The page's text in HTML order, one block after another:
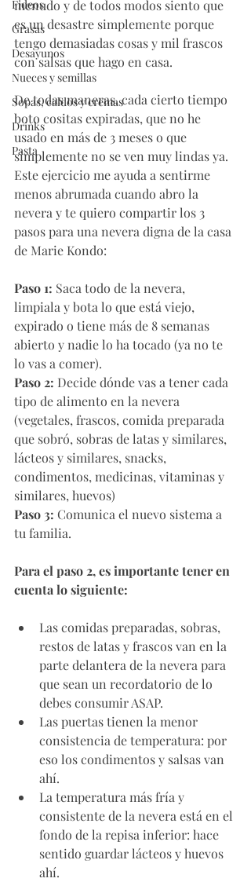
Fideos
Grasas
Desayunos
Nueces y semillas
Sopas, caldos y cremas
Drinks
Pasta
menudo y de todos modos siento que
es un desastre simplemente porque
tengo demasiadas cosas y mil frascos
con salsas que hago en casa.
De todas maneras, cada cierto tiempo
boto cositas expiradas, que no he
usado en más de 3 meses o que
simplemente no se ven muy lindas ya.
Este ejercicio me ayuda a sentirme
menos abrumada cuando abro la
nevera y te quiero compartir los 3
pasos para una nevera digna de la casa
de Marie Kondo:
Paso 1: Saca todo de la nevera,
limpiala y bota lo que está viejo,
expirado o tiene más de 8 semanas
abierto y nadie lo ha tocado (ya no te
lo vas a comer).
Paso 2: Decide dónde vas a tener cada
tipo de alimento en la nevera
(vegetales, frascos, comida preparada
que sobró, sobras de latas y similares,
lácteos y similares, snacks,
condimentos, medicinas, vitaminas y
similares, huevos)
Paso 3: Comunica el nuevo sistema a
tu familia.
Para el paso 2, es importante tener en
cuenta lo siguiente:
Las comidas preparadas, sobras,
restos de latas y frascos van en la
parte delantera de la nevera para
que sean un recordatorio de lo
debes consumir ASAP.
Las puertas tienen la menor
consistencia de temperatura: por
eso los condimentos y salsas van
ahí.
La temperatura más fría y
consistente de la nevera está en el
fondo de la repisa inferior: hace
sentido guardar lácteos y huevos
ahí.